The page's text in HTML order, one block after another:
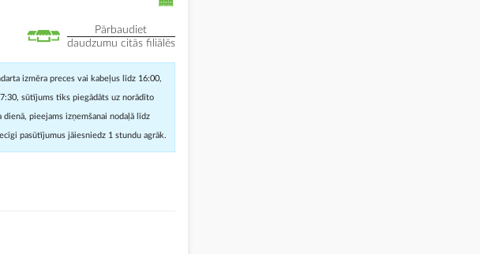
Pārbaudiet
daudzumu citās filiālēs
izmēra preces vai kabeļus līdz 16:00,
sūtījums tiks piegādāts uz norādīto
dienā, pieejams izņemšanai nodaļā līdz
pasūtījumus jāiesniedz 1 stundu agrāk.